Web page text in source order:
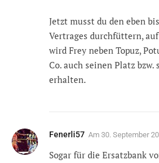
Jetzt musst du den eben
Vertrages durchfüttern,
wird Frey neben Topuz,
Co. auch seinen Platz bzw.
erhalten.
Fenerli57 Am 30. September
Sogar für die Ersatzbank